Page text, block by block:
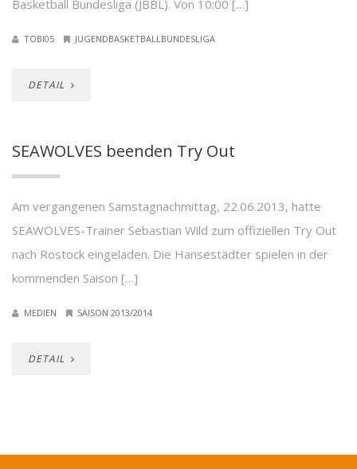
Basketball Bundesliga (JBBL). Von 10:00 […]
TOBI05 JUGENDBASKETBALLBUNDESLIGA
DETAIL
SEAWOLVES beenden Try Out
Am vergangenen Samstagnachmittag, 22.06.2013, hatte
SEAWOLVES-Trainer Sebastian Wild zum offiziellen Try Out
nach Rostock eingeladen. Die Hansestädter spielen in der
kommenden Saison […]
MEDIEN SAISON 2013/2014
DETAIL